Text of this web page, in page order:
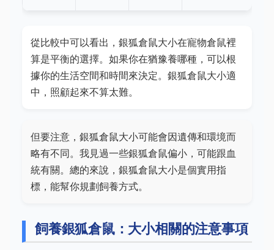
從比較中可以看出，銀狐倉鼠大小在寵物倉鼠裡
算是平衡的選擇。如果你在猶豫養哪種，可以根
據你的生活空間和時間來決定。銀狐倉鼠大小適
中，照顧起來不算太難。
但要注意，銀狐倉鼠大小可能會因遺傳和環境而
略有不同。我見過一些銀狐倉鼠偏小，可能跟血
統有關。總的來說，銀狐倉鼠大小是個實用指
標，能幫你規劃飼養方式。
飼養銀狐倉鼠：大小相關的注意事項